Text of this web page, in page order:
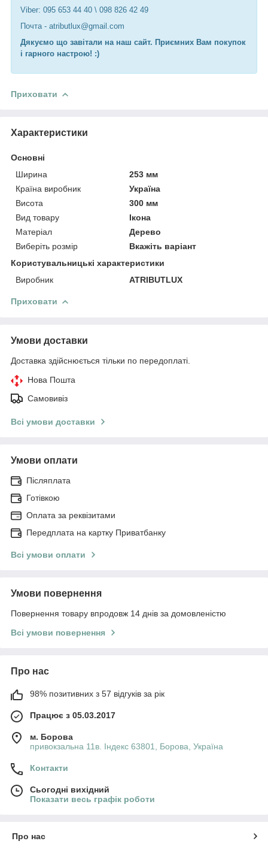
Viber: 095 653 44 40 \ 098 826 42 49
Почта - atributlux@gmail.com
Дякуємо що завітали на наш сайт. Приємних Вам покупок
і гарного настрою! :)
Приховати
Характеристики
Основні
Ширина
253 мм
Країна виробник
Україна
Висота
300 мм
Вид товару
Ікона
Матеріал
Дерево
Виберіть розмір
Вкажіть варіант
Користувальницькі характеристики
Виробник
ATRIBUTLUX
Приховати
Умови доставки
Доставка здійснюється тільки по передоплаті.
Нова Пошта
Самовивіз
Всі умови доставки
Умови оплати
Післяплата
Готівкою
Оплата за реквізитами
Передплата на картку Приватбанку
Всі умови оплати
Умови повернення
Повернення товару впродовж 14 днів за домовленістю
Всі умови повернення
Про нас
98% позитивних з 57 відгуків за рік
Працює з 05.03.2017
м. Борова
привокзальна 11в. Індекс 63801, Борова, Україна
Контакти
Сьогодні вихідний
Показати весь графік роботи
Про нас